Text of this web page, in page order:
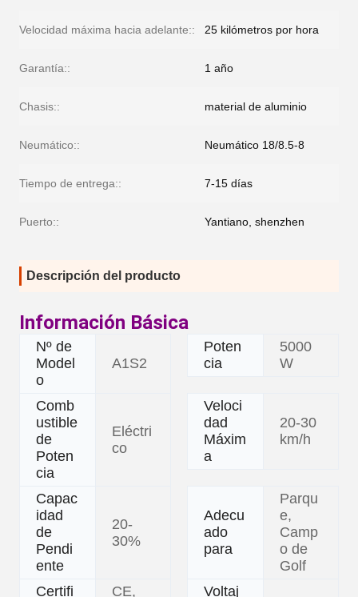
Velocidad máxima hacia adelante:: 25 kilómetros por hora
Garantía:: 1 año
Chasis:: material de aluminio
Neumático:: Neumático 18/8.5-8
Tiempo de entrega:: 7-15 días
Puerto:: Yantiano, shenzhen
Descripción del producto
Información Básica
Nº de
Model
o
A1S2
Poten
cia
5000
W
Comb
ustible
de
Poten
cia
Eléctri
co
Veloci
dad
Máxim
a
20-30
km/h
Capac
idad
de
Pendi
ente
20-
30%
Adecu
ado
para
Parqu
e,
Camp
o de
Golf
Certifi
CE, Voltaj